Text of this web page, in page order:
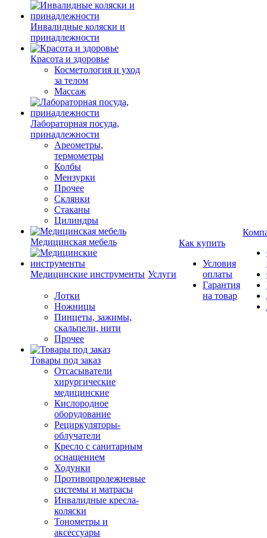
Инвалидные коляски и
принадлежности
Красота и здоровье
Косметология и уход
за телом
Массаж
Лабораторная посуда,
принадлежности
Ареометры,
термометры
Колбы
Мензурки
Прочее
Склянки
Стаканы
Цилиндры
Медицинская мебель
Медицинские инструменты
Лотки
Ножницы
Пинцеты, зажимы,
скальпели, нити
Прочее
Товары под заказ
Отсасыватели
хирургические
медицинские
Кислородное
оборудование
Рециркуляторы-
облучатели
Кресло с санитарным
оснащением
Ходунки
Противопролежневые
системы и матрасы
Инвалидные кресла-
коляски
Тонометры и
аксессуары
Услуги
Как купить
Условия
оплаты
Гарантия
на товар